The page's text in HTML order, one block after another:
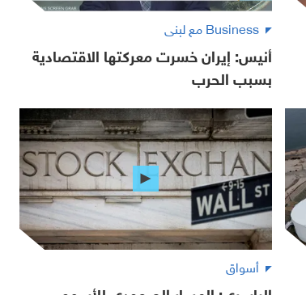
Business مع لبنى
أنيس: إيران خسرت معركتها الاقتصادية
بسبب الحرب
أسواق